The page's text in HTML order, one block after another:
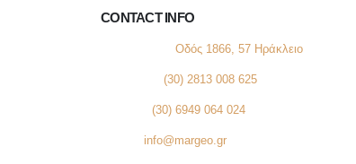
CONTACT INFO
Οδός 1866, 57 Ηράκλειο
(30) 2813 008 625
(30) 6949 064 024
info@margeo.gr